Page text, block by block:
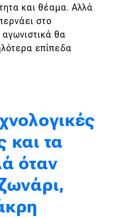
και θέαμα. Αλλά
στο
θα
επίπεδα
και τα
όταν